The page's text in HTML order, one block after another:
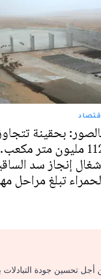
بحقينة
112 مليون متر
إنجاز سد
تبلغ مراحل
أجل تحسين جودة